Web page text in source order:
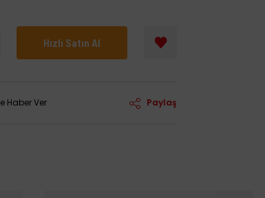
Hızlı Satın Al
Haber Ver Paylaş